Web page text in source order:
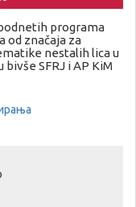
programa
od značaja za
nestalih lica u
SFRJ i AP KiM